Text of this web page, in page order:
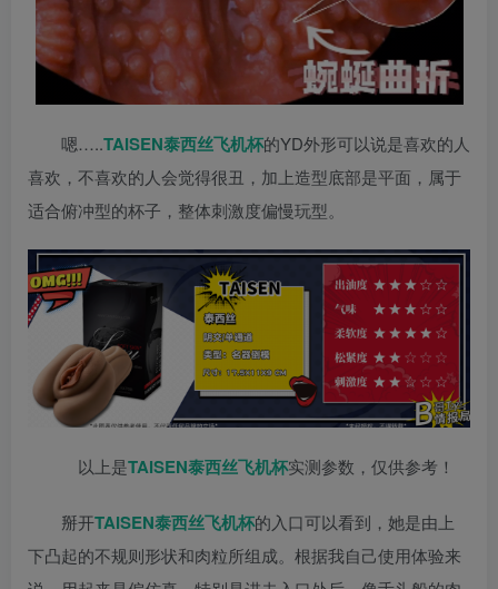
嗯…..TAISEN泰西丝飞机杯的YD外形可以说是喜欢的人
喜欢，不喜欢的人会觉得很丑，加上造型底部是平面，属于
适合俯冲型的杯子，整体刺激度偏慢玩型。
以上是TAISEN泰西丝飞机杯实测参数，仅供参考！
掰开TAISEN泰西丝飞机杯的入口可以看到，她是由上
下凸起的不规则形状和肉粒所组成。根据我自己使用体验来